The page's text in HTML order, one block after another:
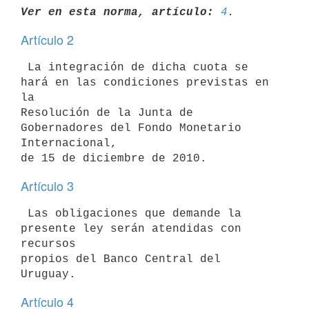
Ver en esta norma, artículo: 4
Artículo 2
hará en las condiciones previstas en
la
Resolución de la Junta de
Gobernadores del Fondo Monetario
Internacional,
Artículo 3
presente ley serán atendidas con
recursos
propios del Banco Central del
Artículo 4